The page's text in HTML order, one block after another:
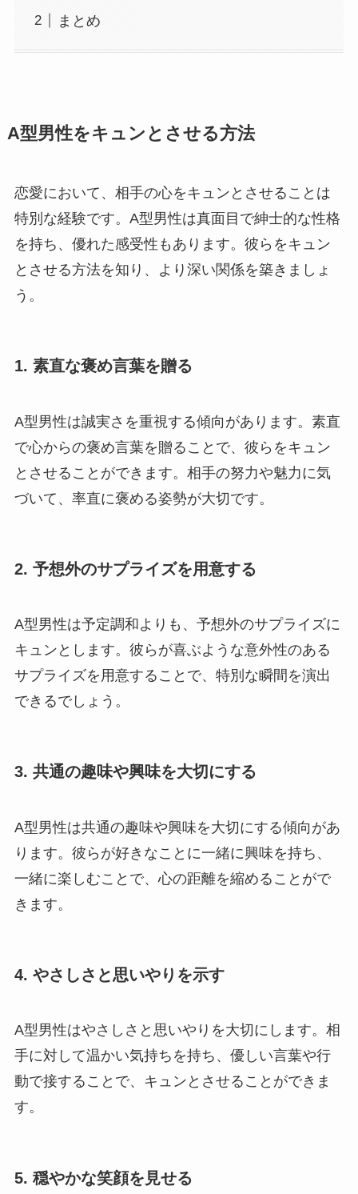
まとめ
A型男性をキュンとさせる方法
恋愛において、相手の心をキュンとさせることは
特別な経験です。A型男性は真面目で紳士的な性格
を持ち、優れた感受性もあります。彼らをキュン
とさせる方法を知り、より深い関係を築きましょ
う。
1. 素直な褒め言葉を贈る
A型男性は誠実さを重視する傾向があります。素直
で心からの褒め言葉を贈ることで、彼らをキュン
とさせることができます。相手の努力や魅力に気
づいて、率直に褒める姿勢が大切です。
2. 予想外のサプライズを用意する
A型男性は予定調和よりも、予想外のサプライズに
キュンとします。彼らが喜ぶような意外性のある
サプライズを用意することで、特別な瞬間を演出
できるでしょう。
3. 共通の趣味や興味を大切にする
A型男性は共通の趣味や興味を大切にする傾向があ
ります。彼らが好きなことに一緒に興味を持ち、
一緒に楽しむことで、心の距離を縮めることがで
きます。
4. やさしさと思いやりを示す
A型男性はやさしさと思いやりを大切にします。相
手に対して温かい気持ちを持ち、優しい言葉や行
動で接することで、キュンとさせることができま
す。
5. 穏やかな笑顔を見せる